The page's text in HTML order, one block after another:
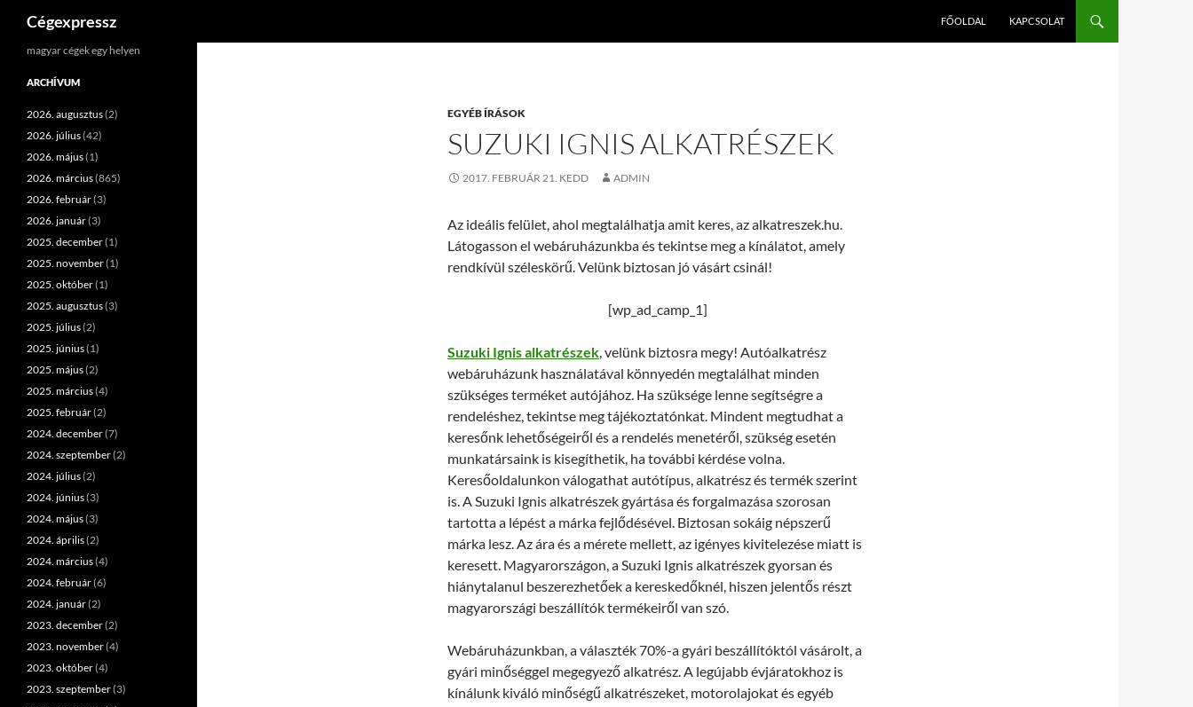
Kilépés
Cégexpressz FŐOLDAL KAPCSOLAT
EGYÉB ÍRÁSOK
SUZUKI IGNIS ALKATRÉSZEK
2017. FEBRUÁR 21. KEDD ADMIN
Az ideális felület, ahol megtalálhatja amit keres, az alkatreszek.hu.
Látogasson el webáruházunkba és tekintse meg a kínálatot, amely
rendkívül széleskörű. Velünk biztosan jó vásárt csinál!
[wp_ad_camp_1]
Suzuki Ignis alkatrészek, velünk biztosra megy! Autóalkatrész
webáruházunk használatával könnyedén megtalálhat minden
szükséges terméket autójához. Ha szüksége lenne segítségre a
rendeléshez, tekintse meg tájékoztatónkat. Mindent megtudhat a
keresőnk lehetőségeiről és a rendelés menetéről, szükség esetén
munkatársaink is kisegíthetik, ha további kérdése volna.
Keresőoldalunkon válogathat autótípus, alkatrész és termék szerint
is. A Suzuki Ignis alkatrészek gyártása és forgalmazása szorosan
tartotta a lépést a márka fejlődésével. Biztosan sokáig népszerű
márka lesz. Az ára és a mérete mellett, az igényes kivitelezése miatt is
keresett. Magyarországon, a Suzuki Ignis alkatrészek gyorsan és
hiánytalanul beszerezhetőek a kereskedőknél, hiszen jelentős részt
magyarországi beszállítók termékeiről van szó.
Webáruházunkban, a választék 70%-a gyári beszállítóktól vásárolt, a
gyári minőséggel megegyező alkatrész. A legújabb évjáratokhoz is
kínálunk kiváló minőségű alkatrészeket, motorolajokat és egyéb
magyar cégek egy helyen
ARCHÍVUM
2026. augusztus(2)
2026. július(42)
2026. május(1)
2026. március(865)
2026. február(3)
2026. január(3)
2025. december(1)
2025. november(1)
2025. október(1)
2025. augusztus(3)
2025. július(2)
2025. június(1)
2025. május(2)
2025. március(4)
2025. február(2)
2024. december(7)
2024. szeptember(2)
2024. július(2)
2024. június(3)
2024. május(3)
2024. április(2)
2024. március(4)
2024. február(6)
2024. január(2)
2023. december(2)
2023. november(4)
2023. október(4)
2023. szeptember(3)